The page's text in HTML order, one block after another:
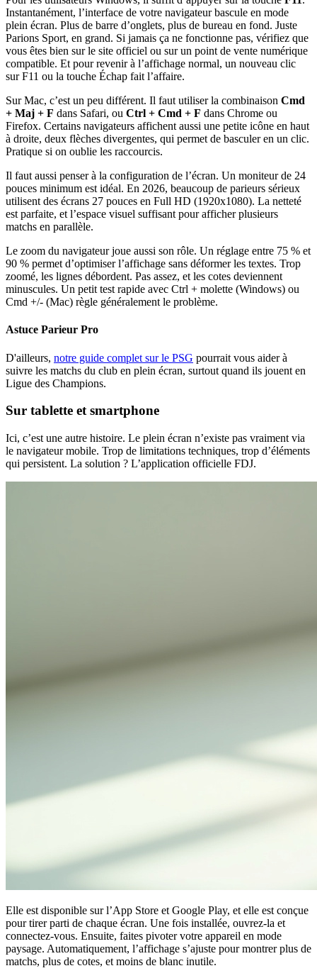
Instantanément, l’interface de votre navigateur bascule en mode
plein écran. Plus de barre d’onglets, plus de bureau en fond. Juste
Parions Sport, en grand. Si jamais ça ne fonctionne pas, vérifiez que
vous êtes bien sur le site officiel ou sur un point de vente numérique
compatible. Et pour revenir à l’affichage normal, un nouveau clic
sur F11 ou la touche Échap fait l’affaire.
Sur Mac, c’est un peu différent. Il faut utiliser la combinaison Cmd
+ Maj + F dans Safari, ou Ctrl + Cmd + F dans Chrome ou
Firefox. Certains navigateurs affichent aussi une petite icône en haut
à droite, deux flèches divergentes, qui permet de basculer en un clic.
Pratique si on oublie les raccourcis.
Il faut aussi penser à la configuration de l’écran. Un moniteur de 24
pouces minimum est idéal. En 2026, beaucoup de parieurs sérieux
utilisent des écrans 27 pouces en Full HD (1920x1080). La netteté
est parfaite, et l’espace visuel suffisant pour afficher plusieurs
matchs en parallèle.
Le zoom du navigateur joue aussi son rôle. Un réglage entre 75 % et
90 % permet d’optimiser l’affichage sans déformer les textes. Trop
zoomé, les lignes débordent. Pas assez, et les cotes deviennent
minuscules. Un petit test rapide avec Ctrl + molette (Windows) ou
Cmd +/- (Mac) règle généralement le problème.
Astuce Parieur Pro
D'ailleurs, notre guide complet sur le PSG pourrait vous aider à
suivre les matchs du club en plein écran, surtout quand ils jouent en
Ligue des Champions.
Sur tablette et smartphone
Ici, c’est une autre histoire. Le plein écran n’existe pas vraiment via
le navigateur mobile. Trop de limitations techniques, trop d’éléments
qui persistent. La solution ? L’application officielle FDJ.
Elle est disponible sur l’App Store et Google Play, et elle est conçue
pour tirer parti de chaque écran. Une fois installée, ouvrez-la et
connectez-vous. Ensuite, faites pivoter votre appareil en mode
paysage. Automatiquement, l’affichage s’ajuste pour montrer plus de
matchs, plus de cotes, et moins de blanc inutile.